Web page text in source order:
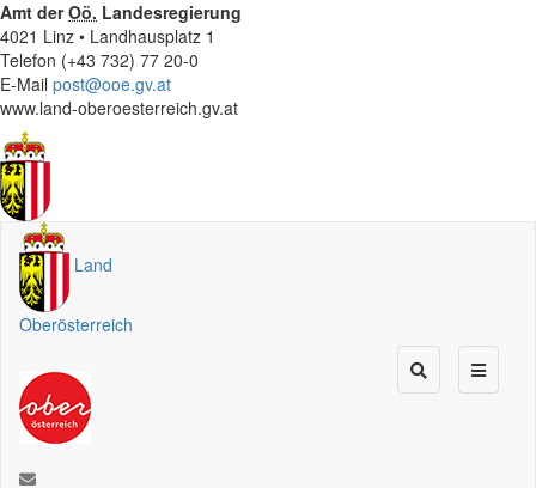
Amt derOö. Landesregierung
4021 Linz • Landhausplatz 1
Telefon (+43 732) 77 20-0
E-Mail post@ooe.gv.at
www.land-oberoesterreich.gv.at
Land
Oberösterreich